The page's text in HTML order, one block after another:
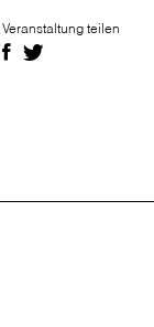
Veranstaltung teilen